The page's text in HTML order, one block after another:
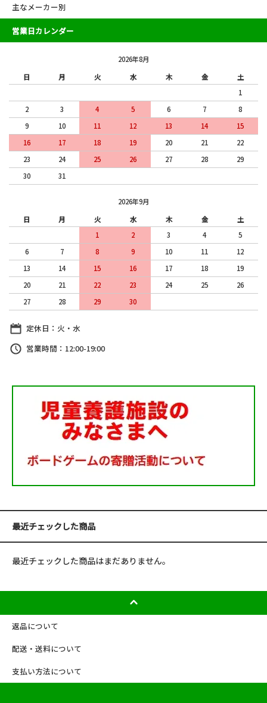
主なメーカー別
営業日カレンダー
2026年8月
日
月 火 水 木 金
土
1
2
3 4 5 6 7
8
9
10 11 12 13 14
15
16
17 18 19 20 21
22
23
24 25 26 27 28
29
30
31
2026年9月
日
月 火 水 木 金
土
1
2 3 4
5
6
7 8 9 10 11
12
13
14 15 16 17 18
19
20
21 22 23 24 25
26
27
28 29 30
定休日：火・水
営業時間：12:00-19:00
最近チェックした商品
最近チェックした商品はまだありません。
返品について
配送・送料について
支払い方法について